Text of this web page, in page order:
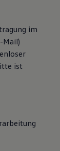
im
Mail)
ist